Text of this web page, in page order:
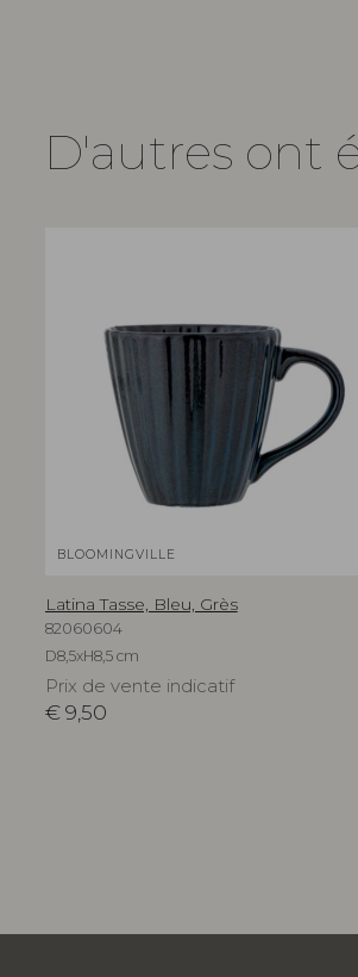
D'autres ont
BLOOMINGVILLE
Latina Tasse, Bleu, Grès
82060604
D8,5xH8,5 cm
Prix de vente indicatif
€ 9,50